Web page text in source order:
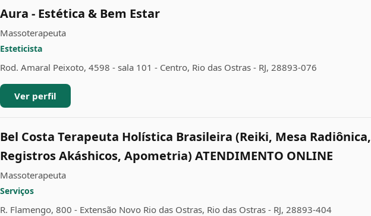
Aura - Estética & Bem Estar
Massoterapeuta
Esteticista
Rod. Amaral Peixoto, 4598 - sala 101 - Centro, Rio das Ostras - RJ, 28893-076
Ver perfil
Bel Costa Terapeuta Holística Brasileira (Reiki, Mesa Radiônica,
Registros Akáshicos, Apometria) ATENDIMENTO ONLINE
Massoterapeuta
Serviços
R. Flamengo, 800 - Extensão Novo Rio das Ostras, Rio das Ostras - RJ, 28893-404